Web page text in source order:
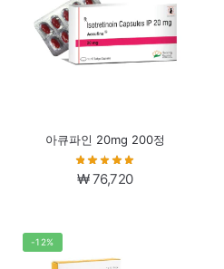
아큐파인 20mg 200정
₩76,720
-12%